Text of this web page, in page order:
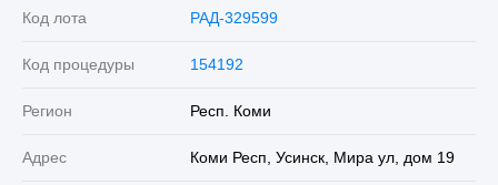
Код лота РАД-329599
Код процедуры 154192
Регион Респ. Коми
Адрес Коми Респ, Усинск, Мира ул, дом 19